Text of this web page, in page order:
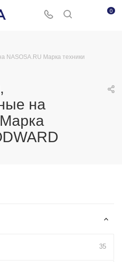
0
NASOSA.RU Марка техники
на
35